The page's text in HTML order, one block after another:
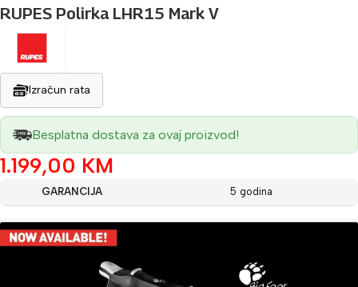
RUPES Polirka LHR15 Mark V
Izračun rata
Besplatna dostava za ovaj proizvod!
1.199,00 KM
GARANCIJA 5 godina